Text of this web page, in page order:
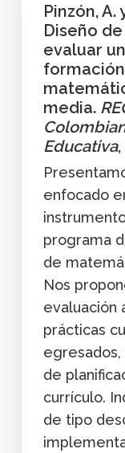
Pinzón, A.
Diseño
evaluar
media.
Educativa,
enfocado
programa
de
Nos
evaluación
prácticas
de
currículo.
de tipo